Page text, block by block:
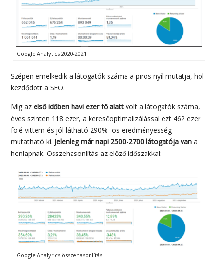
Google Analytics 2020-2021
Szépen emelkedik a látogatók száma a piros nyíl mutatja, hol
kezdődött a SEO.
Míg azelső időben havi ezer fő alatt volt a látogatók száma,
éves szinten 118 ezer, a keresőoptimalizálással ezt 462 ezer
fölé vittem és jól látható 290%- os eredményesség
mutatható ki. Jelenleg már napi 2500-2700 látogatója van a
honlapnak. Összehasonlítás az előző időszakkal:
Google Analyrics összehasonlítás